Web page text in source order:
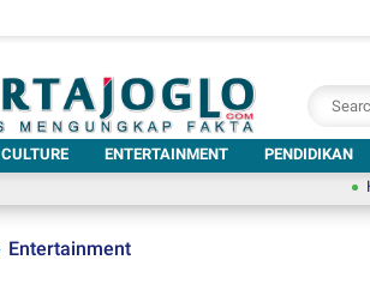
CULTURE ENTERTAINMENT PENDIDIKAN
Hadiri
Entertainment